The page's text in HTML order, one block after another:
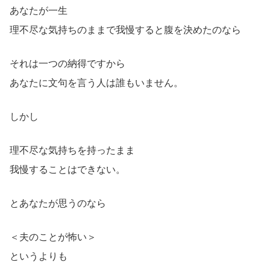
あなたが一生
理不尽な気持ちのままで我慢すると腹を決めたのなら
それは一つの納得ですから
あなたに文句を言う人は誰もいません。
しかし
理不尽な気持ちを持ったまま
我慢することはできない。
とあなたが思うのなら
＜夫のことが怖い＞
というよりも